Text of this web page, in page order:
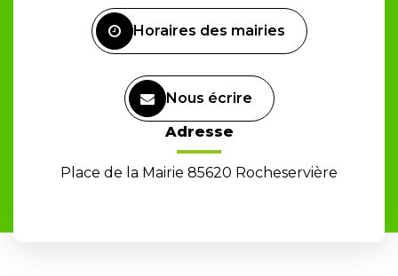
Horaires des mairies
Nous écrire
Adresse
Place de la Mairie 85620 Rocheservière